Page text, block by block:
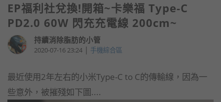
EP福利社兌換!開箱~卡樂福 Type-C
PD2.0 60W 閃充充電線 200cm~
持續消除脂肪的小管
2020-07-16 23:24 | 手機綜合區
最近使用2年左右的小米Type-C to C的傳輸線，因為一
些意外，被摧殘如下圖....